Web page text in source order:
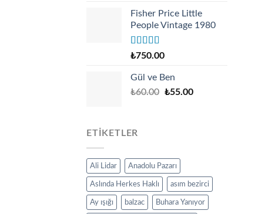
₺140.00.
Fisher Price Little
People Vintage 1980
Rated4.67
₺750.00
Gül ve Ben
₺60.00 Original
₺55.00Current
ETIKETLER
Ali Lidar Anadolu Pazarı
Aslında Herkes Haklı asım bezirci
Ay ışığı balzac Buhara Yanıyor